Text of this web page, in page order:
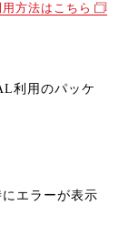
方法はこちら
利用のパッケ
エラーが表示